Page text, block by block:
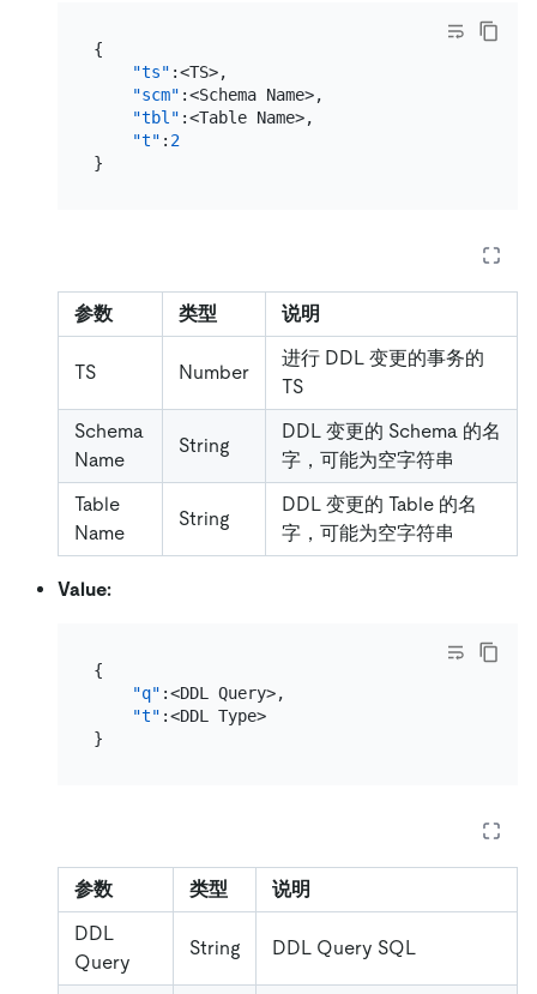
{
"ts" :<TS>,
"scm" :<Schema Name>,
"tbl" :<Table Name>,
"t" : 2
}
参数 类型 说明
TS Number
进行 DDL 变更的事务的
TS
Schema
Name
String
DDL 变更的 Schema 的名
字，可能为空字符串
Table
Name
String
DDL 变更的 Table 的名
字，可能为空字符串
Value:
{
"q" :<DDL Query>,
"t" :
<DDL Type>
}
参数 类型
说明
DDL
Query
String DDL Query SQL